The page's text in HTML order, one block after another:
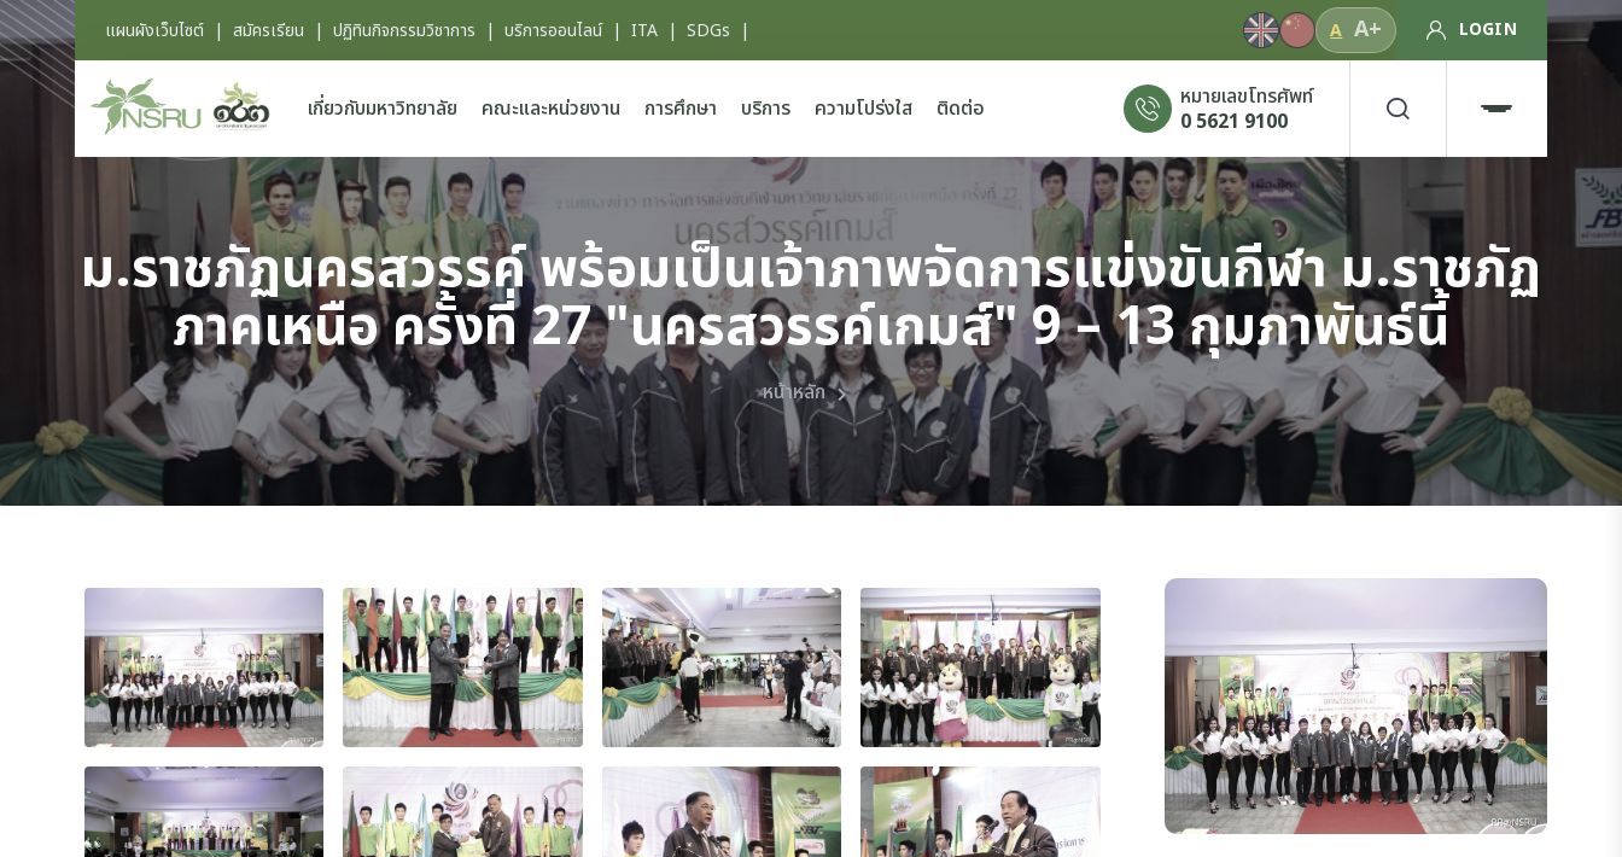
แผนผังเว็บไซต์ | สมัครเรียน | ปฏิทินกิจกรรมวิชาการ | บริการออนไลน์| ITA | SDGs | A A+ LOGIN
เกี่ยวกับมหาวิทยาลัย คณะและหน่วยงาน การศึกษา บริการ ความโปร่งใส ติดต่อ
หมายเลขโทรศัพท์
0 5621 9100
ม.ราชภัฏนครสวรรค์ พร้อมเป็นเจ้าภาพจัดการแข่งขันกีฬา ม.ราชภัฏ
ภาคเหนือ ครั้งที่ 27 "นครสวรรค์เกมส์" 9 – 13 กุมภาพันธ์นี้
หน้าหลัก